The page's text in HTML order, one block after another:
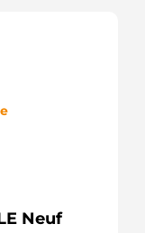
Neuf